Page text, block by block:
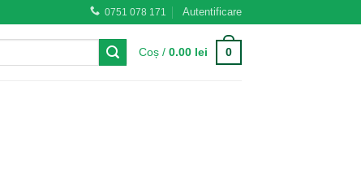
0751 078 171 Autentificare
Coș /0.00 lei 0